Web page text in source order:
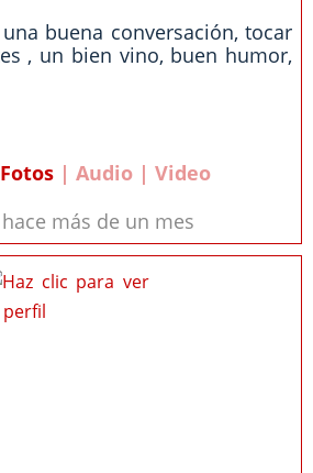
buena conversación, tocar
, un bien vino, buen humor,
Fotos| Audio | Video
más de un mes